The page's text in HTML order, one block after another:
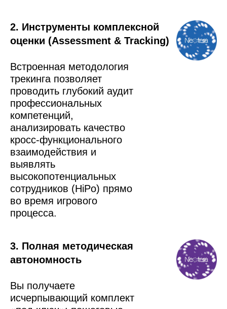
2. Инструменты комплексной
оценки (Assessment & Tracking)
Встроенная методология
трекинга позволяет
проводить глубокий аудит
профессиональных
компетенций,
анализировать качество
кросс-функционального
взаимодействия и
выявлять
высокопотенциальных
сотрудников (HiPo) прямо
во время игрового
процесса.
3. Полная методическая
автономность
Вы получаете
исчерпывающий комплект